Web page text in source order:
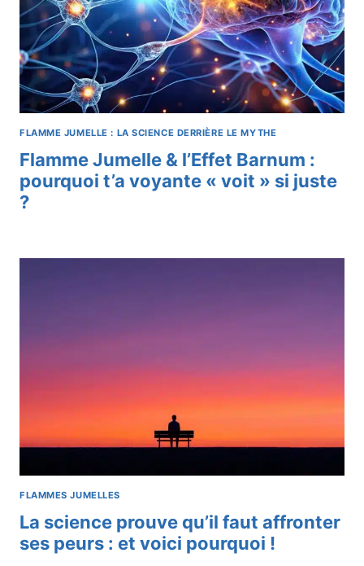
FLAMME JUMELLE : LA SCIENCE DERRIÈRE LE MYTHE
Flamme Jumelle & l’Effet Barnum :
pourquoi t’a voyante « voit » si juste
?
FLAMMES JUMELLES
La science prouve qu’il faut affronter
ses peurs : et voici pourquoi !